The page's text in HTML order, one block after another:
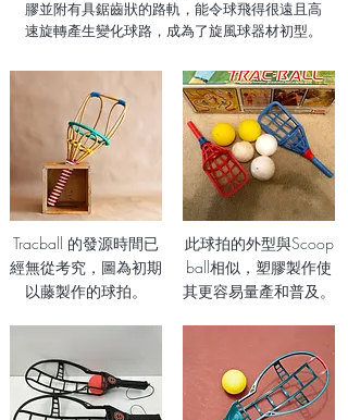
膠並附有具鋸齒狀的路軌，能令球飛得很遠且高
速旋轉產生變化球路，成為了旋風球器材初型。
Tracball 的發源時間已
經無從考究，圖為初期
以藤製作的球拍。
此球拍的外型與Scoop
ball相似，塑膠製作使
其更容易量產和普及。